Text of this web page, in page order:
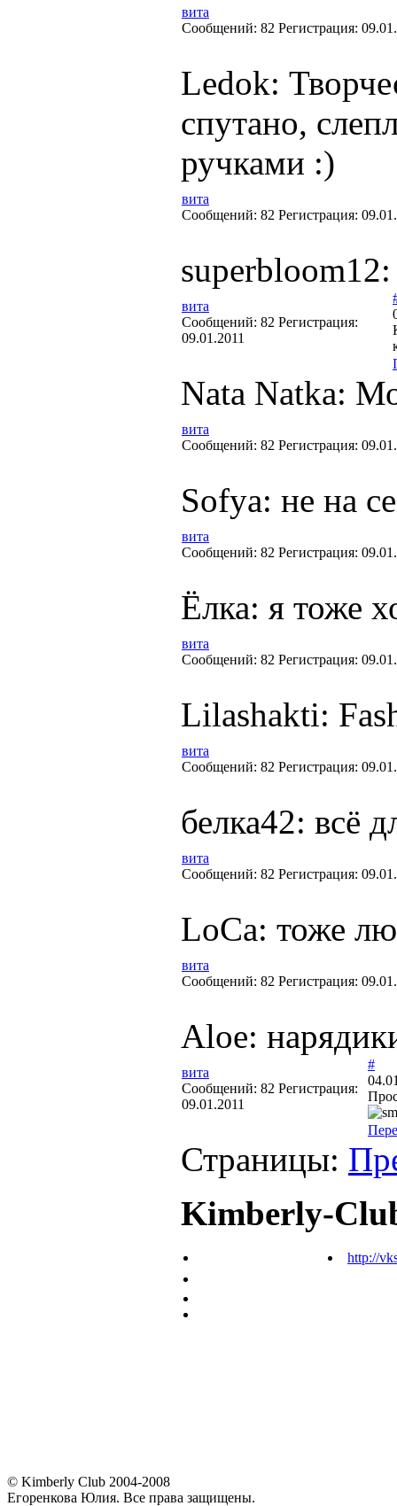
вита
Cообщений: 82 Регистрация:
Ledok:
спутано,
ручками :)
вита
Cообщений: 82 Регистрация:
вита
Cообщений: 82 Регистрация:
09.01.2011
Nata Natka:
вита
Cообщений: 82 Регистрация:
Sofya: не на
вита
Cообщений: 82 Регистрация:
Ёлка: я тоже
вита
Cообщений: 82 Регистрация:
Lilashakti:
вита
Cообщений: 82 Регистрация:
белка42: всё
вита
Cообщений: 82 Регистрация:
LoCa: тоже
вита
Cообщений: 82 Регистрация:
Aloe:
вита
Cообщений: 82 Регистрация:
09.01.2011
#
Страницы:
Kimberly-
http://
© Kimberly Club 2004-2008
Егоренкова Юлия. Все права защищены.